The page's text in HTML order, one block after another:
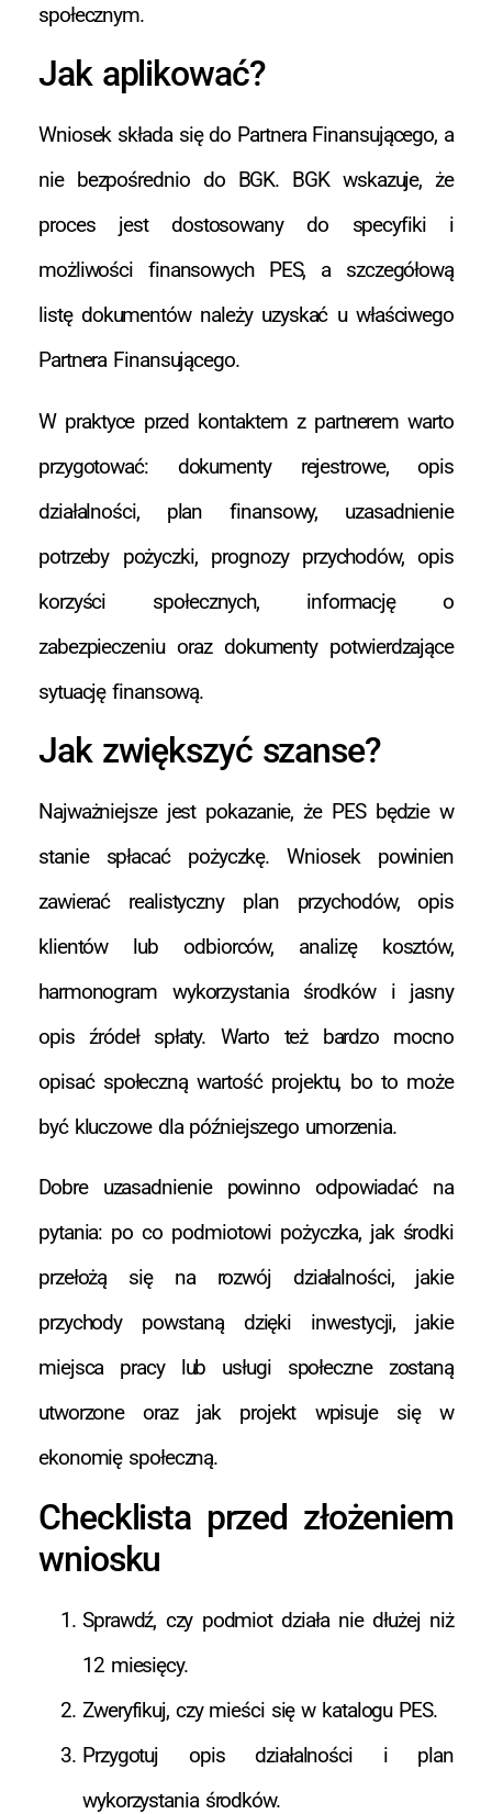
społecznym.
Jak aplikować?
Wniosek składa się do Partnera Finansującego, a
nie bezpośrednio do BGK. BGK wskazuje, że
proces jest dostosowany do specyfiki i
możliwości finansowych PES, a szczegółową
listę dokumentów należy uzyskać u właściwego
Partnera Finansującego.
W praktyce przed kontaktem z partnerem warto
przygotować: dokumenty rejestrowe, opis
działalności, plan finansowy, uzasadnienie
potrzeby pożyczki, prognozy przychodów, opis
korzyści społecznych, informację o
zabezpieczeniu oraz dokumenty potwierdzające
sytuację finansową.
Jak zwiększyć szanse?
Najważniejsze jest pokazanie, że PES będzie w
stanie spłacać pożyczkę. Wniosek powinien
zawierać realistyczny plan przychodów, opis
klientów lub odbiorców, analizę kosztów,
harmonogram wykorzystania środków i jasny
opis źródeł spłaty. Warto też bardzo mocno
opisać społeczną wartość projektu, bo to może
być kluczowe dla późniejszego umorzenia.
Dobre uzasadnienie powinno odpowiadać na
pytania: po co podmiotowi pożyczka, jak środki
przełożą się na rozwój działalności, jakie
przychody powstaną dzięki inwestycji, jakie
miejsca pracy lub usługi społeczne zostaną
utworzone oraz jak projekt wpisuje się w
ekonomię społeczną.
Checklista przed złożeniem
wniosku
Sprawdź, czy podmiot działa nie dłużej niż
12 miesięcy.
Zweryfikuj, czy mieści się w katalogu PES.
Przygotuj opis działalności i plan
wykorzystania środków.